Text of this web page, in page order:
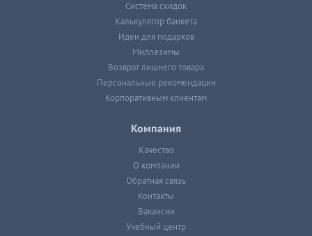
Система скидок
Калькулятор банкета
Идеи для подарков
Миллезимы
Возврат лишнего товара
Персональные рекомендации
Корпоративным клиентам
Компания
Качество
О компании
Обратная связь
Контакты
Вакансии
Учебный центр